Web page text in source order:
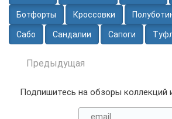
Ботфорты Кроссовки
Сабо Сандалии Сапоги
Предыдущая
Подпишитесь на обзоры